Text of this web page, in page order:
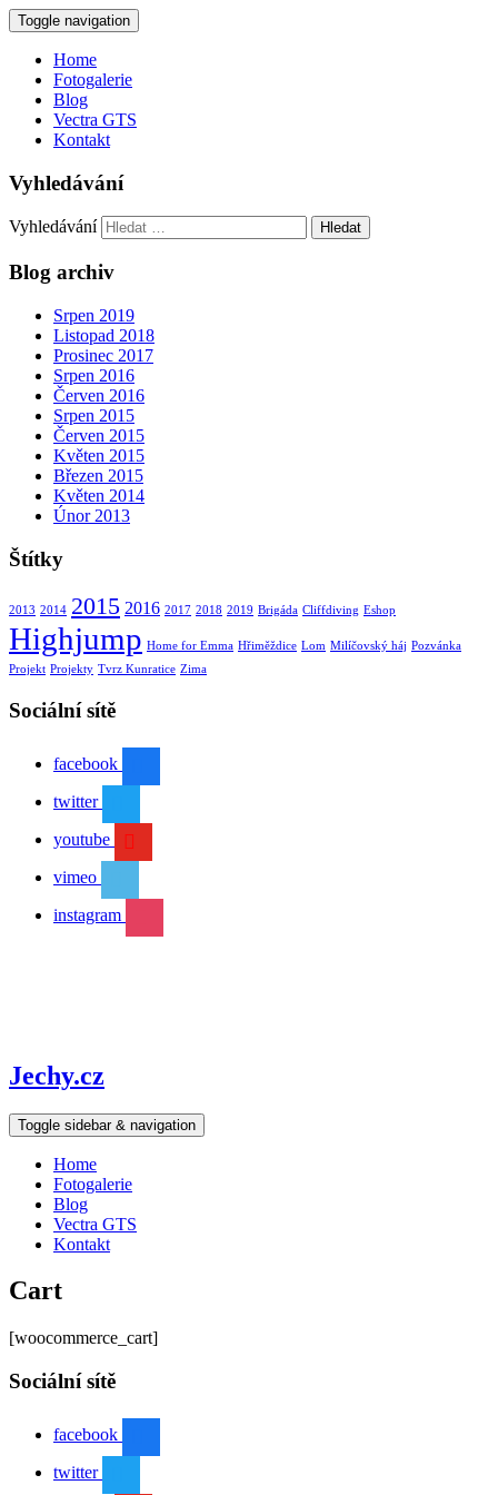
Toggle navigation
Home
Fotogalerie
Blog
Vectra GTS
Kontakt
Vyhledávání
Vyhledávání
Blog archiv
Srpen 2019
Listopad 2018
Prosinec 2017
Srpen 2016
Červen 2016
Srpen 2015
Červen 2015
Květen 2015
Březen 2015
Květen 2014
Únor 2013
Štítky
2013 2014 2015 2016 2017 2018 2019 Brigáda Cliffdiving Eshop
Highjump Home for Emma Hřiměždice Lom Milíčovský háj Pozvánka
Projekt Projekty Tvrz Kunratice Zima
Sociální sítě
facebook
twitter
youtube
vimeo
instagram
Jechy.cz
Toggle sidebar & navigation
Home
Fotogalerie
Blog
Vectra GTS
Kontakt
Cart
[woocommerce_cart]
Sociální sítě
facebook
twitter